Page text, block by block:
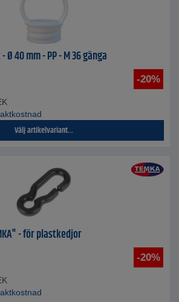
40 mm - PP - M 36 gänga
-20%
Välj artikelvariant...
- för plastkedjor
-20%